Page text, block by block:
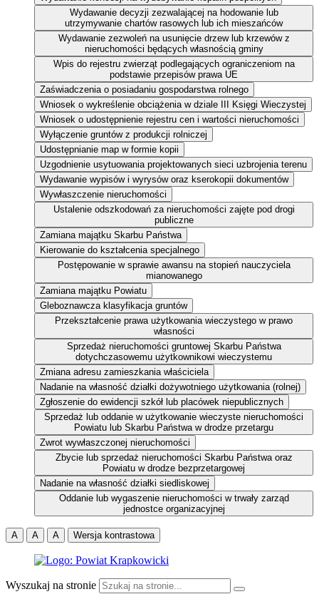
Wydawanie decyzji zezwalającej na hodowanie lub
utrzymywanie chartów rasowych lub ich mieszańców
Wydawanie zezwoleń na usunięcie drzew lub krzewów z
nieruchomości będących własnością gminy
Wpis do rejestru zwierząt podlegających ograniczeniom na
podstawie przepisów prawa UE
Zaświadczenia o posiadaniu gospodarstwa rolnego
Wniosek o wykreślenie obciążenia w dziale III Księgi Wieczystej
Wniosek o udostępnienie rejestru cen i wartości nieruchomości
Wyłączenie gruntów z produkcji rolniczej
Udostępnianie map w formie kopii
Uzgodnienie usytuowania projektowanych sieci uzbrojenia terenu
Wydawanie wypisów i wyrysów oraz kserokopii dokumentów
Wywłaszczenie nieruchomości
Ustalenie odszkodowań za nieruchomości zajęte pod drogi
publiczne
Zamiana majątku Skarbu Państwa
Kierowanie do kształcenia specjalnego
Postępowanie w sprawie awansu na stopień nauczyciela
mianowanego
Zamiana majątku Powiatu
Gleboznawcza klasyfikacja gruntów
Przekształcenie prawa użytkowania wieczystego w prawo
własności
Sprzedaż nieruchomości gruntowej Skarbu Państwa
dotychczasowemu użytkownikowi wieczystemu
Zmiana adresu zamieszkania właściciela
Nadanie na własność działki dożywotniego użytkowania (rolnej)
Zgłoszenie do ewidencji szkół lub placówek niepublicznych
Sprzedaż lub oddanie w użytkowanie wieczyste nieruchomości
Powiatu lub Skarbu Państwa w drodze przetargu
Zwrot wywłaszczonej nieruchomości
Zbycie lub sprzedaż nieruchomości Skarbu Państwa oraz
Powiatu w drodze bezprzetargowej
Nadanie na własność działki siedliskowej
Oddanie lub wygaszenie nieruchomości w trwały zarząd
jednostce organizacyjnej
A A A Wersja kontrastowa
Wyszukaj na stronie